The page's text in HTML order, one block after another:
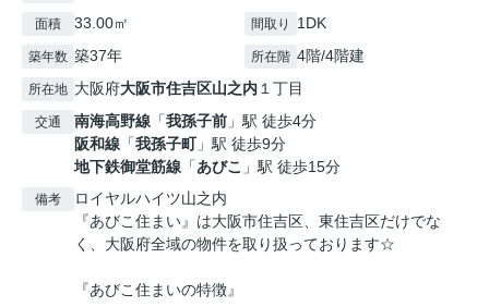
面積 33.00㎡ 間取り 1DK
築年数 築37年 所在階 4階/4階建
所在地 大阪府大阪市住吉区山之内 １丁目
交通 南海高野線 「我孫子前 」駅 徒歩4分
阪和線 「我孫子町」駅 徒歩9分
地下鉄御堂筋線 「あびこ 」駅 徒歩15分
備考
ロイヤルハイツ山之内
『あびこ住まい』は大阪市住吉区、東住吉区だけでな
く、大阪府全域の物件を取り扱っております☆
『あびこ住まいの特徴』